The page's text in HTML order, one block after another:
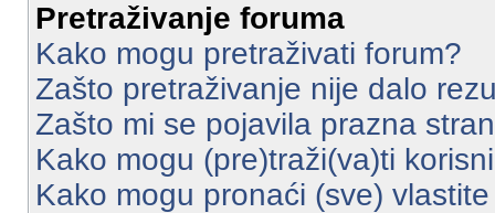
Pretraživanje foruma
Kako mogu pretraživati forum?
Zašto pretraživanje nije dalo
Zašto mi se pojavila prazna
Kako mogu (pre)traži(va)ti
Kako mogu pronaći (sve)